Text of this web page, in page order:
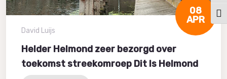
08
APR
David Luijs
Helder Helmond zeer bezorgd over
toekomst streekomroep Dit Is Helmond